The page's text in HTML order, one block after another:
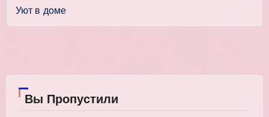
Уют в доме
Вы Пропустили